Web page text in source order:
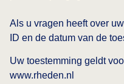
Als u vragen heeft over
ID en de datum van de
Uw toestemming geldt
www.rheden.nl